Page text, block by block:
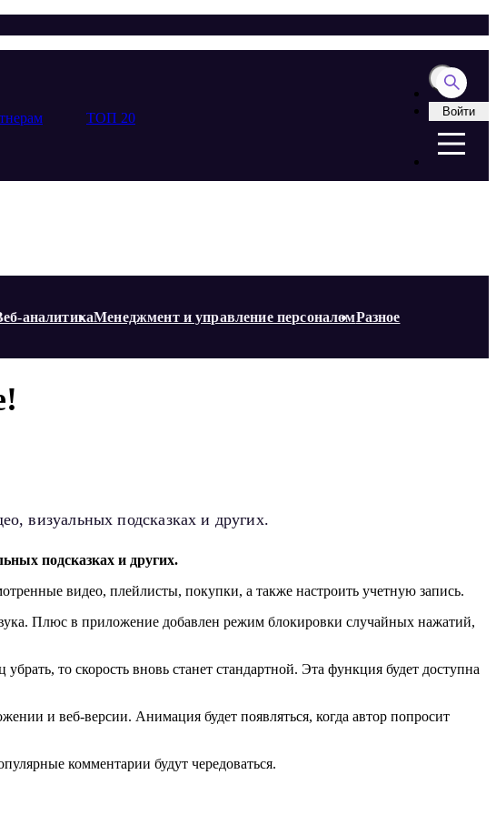
ТОП 20 Войти
аналитикаМенеджмент и управление персоналомРазное
визуальных подсказках и других.
подсказках и других.
видео, плейлисты, покупки, а также настроить учетную запись.
Плюс в приложение добавлен режим блокировки случайных нажатий,
то скорость вновь станет стандартной. Эта функция будет доступна
и веб-версии. Анимация будет появляться, когда автор попросит
комментарии будут чередоваться.